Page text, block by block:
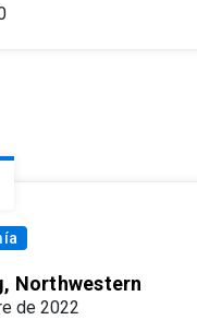
Northwestern
de 2022